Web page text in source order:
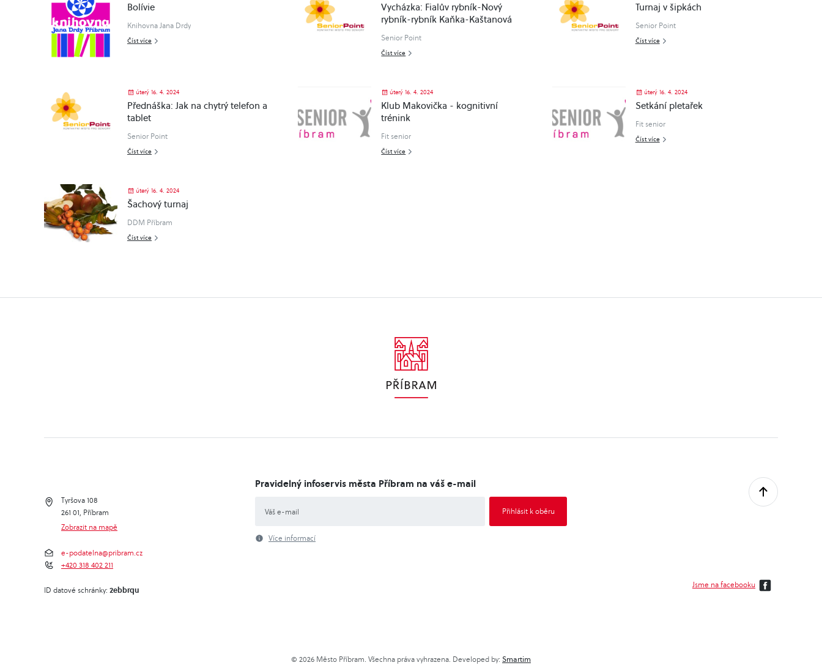
Bolívie
Knihovna Jana Drdy
Číst více
Vycházka: Fialův rybník-Nový
rybník-rybník Kaňka-Kaštanová
Senior Point
Číst více
Turnaj v šipkách
Senior Point
Číst více
úterý 16. 4. 2024
Přednáška: Jak na chytrý telefon a
tablet
Senior Point
Číst více
úterý 16. 4. 2024
Klub Makovička - kognitivní
trénink
Fit senior
Číst více
úterý 16. 4. 2024
Setkání pletařek
Fit senior
Číst více
úterý 16. 4. 2024
Šachový turnaj
DDM Příbram
Číst více
Tyršova 108
261 01, Příbram
Zobrazit na mapě
e-podatelna@pribram.cz
+420 318 402 211
ID datové schránky: 2ebbrqu
Pravidelný infoservis města Příbram na váš e-mail
Více informací
Jsme na facebooku
© 2026 Město Příbram. Všechna práva vyhrazena. Developed by: Smartim